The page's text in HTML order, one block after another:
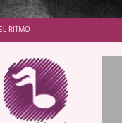
RITMO